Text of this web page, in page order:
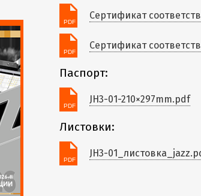
Сертификат
Сертификат
Паспорт:
JH3-01-210×297mm.pdf
Листовки:
JH3-